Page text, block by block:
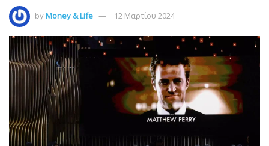
byMoney & Life 12 Μαρτίου 2024